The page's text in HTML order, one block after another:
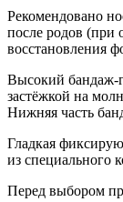
Рекомендовано
после родов (при
восстановления
Высокий бандаж-
застёжкой на
Нижняя часть
Гладкая
из специального
Перед выбором